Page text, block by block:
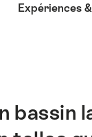
Expériences
bassin